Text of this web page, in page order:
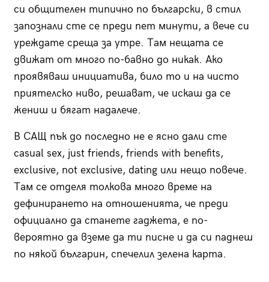
си общителен типично по български, в стил
запознали сте се преди пет минути, а вече си
уреждате среща за утре. Там нещата се
движат от много по-бавно до никак. Ако
проявяваш инициатива, било то и на чисто
приятелско ниво, решават, че искаш да се
жениш и бягат надалече.
В САЩ пък до последно не е ясно дали сте
casual sex, just friends, friends with benefits,
exclusive, not exclusive, dating или нещо повече.
Там се отделя толкова много време на
дефинирането на отношенията, че преди
официално да станете гаджета, е по-
вероятно да вземе да ти писне и да си паднеш
по някой българин, спечелил зелена карта.